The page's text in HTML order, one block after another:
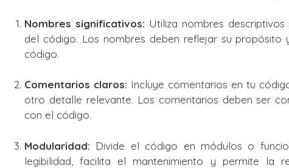
Nombres significativos: Utiliza nombres
del código. Los nombres deben reflejar su
código.
Comentarios claros: Incluye comentarios en tu
otro detalle relevante. Los comentarios deben ser
con el código.
Modularidad: Divide el código en módulos o
legibilidad, facilita el mantenimiento y permite la